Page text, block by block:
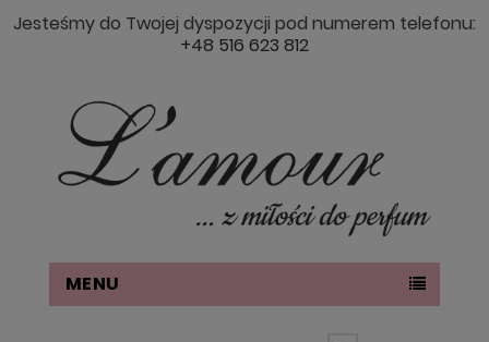
Jesteśmy do Twojej dyspozycji pod numerem telefonu:
+48 516 623 812
MENU